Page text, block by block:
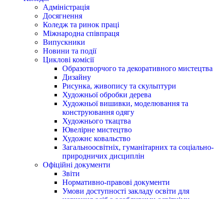
Адміністрація
Досягнення
Коледж та ринок праці
Міжнародна співпраця
Випускники
Новини та події
Циклові комісії
Образотворчого та декоративного мистецтва
Дизайну
Рисунка, живопису та скульптури
Художньої обробки дерева
Художньої вишивки, моделювання та
конструювання одягу
Художнього ткацтва
Ювелірне мистецтво
Художнє ковальство
Загальноосвітніх, гуманітарних та соціально-
природничих дисциплін
Офіційні документи
Звіти
Нормативно-правові документи
Умови доступності закладу освіти для